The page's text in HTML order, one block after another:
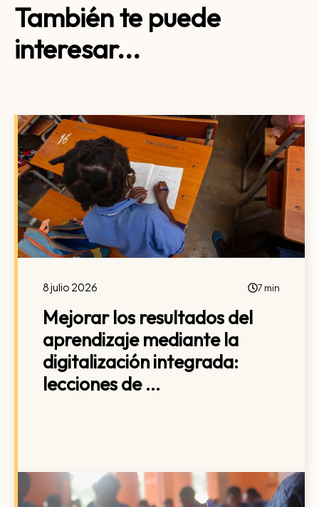
También te puede
interesar...
8 julio 2026 7 min
Mejorar los resultados del
aprendizaje mediante la
digitalización integrada:
lecciones de ...